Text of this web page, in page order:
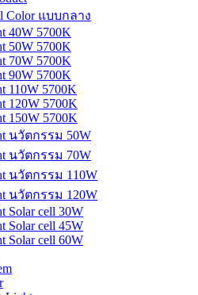
Color แบบกลาง
40W 5700K
50W 5700K
70W 5700K
90W 5700K
110W 5700K
120W 5700K
150W 5700K
นวัตกรรม 50W
นวัตกรรม 70W
นวัตกรรม 110W
นวัตกรรม 120W
Solar cell 30W
Solar cell 45W
Solar cell 60W